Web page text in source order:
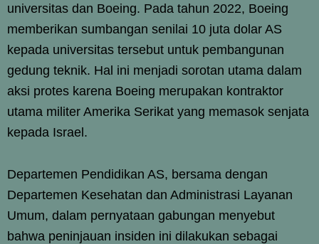
universitas dan Boeing. Pada tahun 2022, Boeing
memberikan sumbangan senilai 10 juta dolar AS
kepada universitas tersebut untuk pembangunan
gedung teknik. Hal ini menjadi sorotan utama dalam
aksi protes karena Boeing merupakan kontraktor
utama militer Amerika Serikat yang memasok senjata
kepada Israel.
Departemen Pendidikan AS, bersama dengan
Departemen Kesehatan dan Administrasi Layanan
Umum, dalam pernyataan gabungan menyebut
bahwa peninjauan insiden ini dilakukan sebagai